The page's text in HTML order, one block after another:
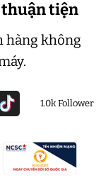
thuận tiện
hàng không
1.0k Follower